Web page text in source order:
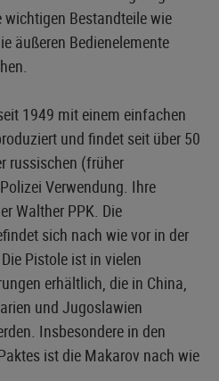
Bestandteile wie
äußeren Bedienelemente
1949 mit einem einfachen
und findet seit über 50
russischen (früher
Verwendung. Ihre
Walther PPK. Die
sich nach wie vor in der
Pistole ist in vielen
erhältlich, die in China,
und Jugoslawien
Insbesondere in den
ist die Makarov nach wie